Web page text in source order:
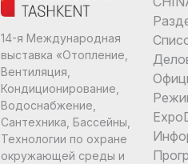
14-я Международная
выставка «Отопление,
Вентиляция,
Кондиционирование,
Водоснабжение,
Сантехника, Бассейны,
Технологии по охране
окружающей среды и